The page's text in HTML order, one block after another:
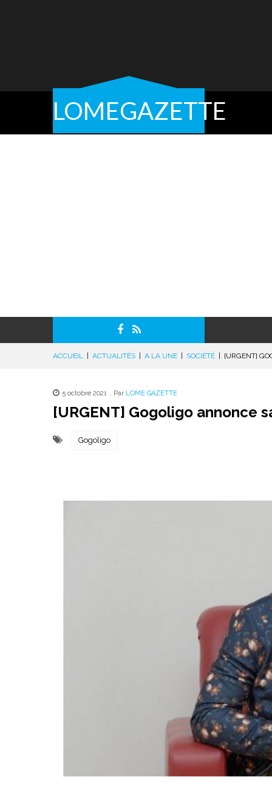
LOMEGAZETTE
ACCUEIL ACTUALITÉS A LA UNE SOCIÉTÉ [URGENT]
5 octobre 2021 , Par LOME GAZETTE
[URGENT] Gogoligo annonce
Gogoligo